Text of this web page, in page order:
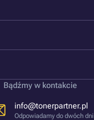
Bądźmy w kontakcie
info@tonerpartner.pl
Odpowiadamy do dwóch dni